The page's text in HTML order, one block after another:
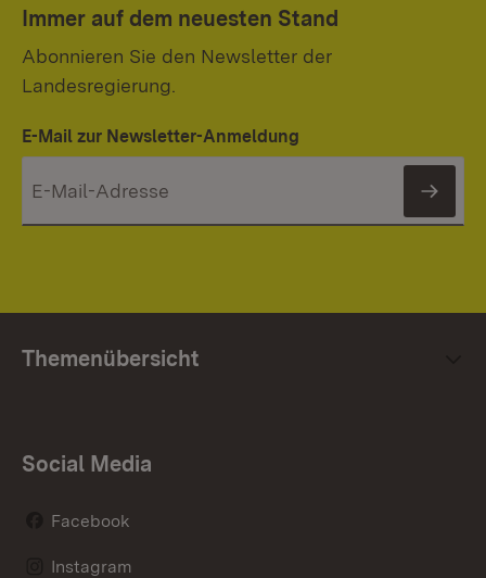
Immer auf dem neuesten Stand
Abonnieren Sie den Newsletter der
Landesregierung.
E-Mail zur Newsletter-Anmeldung
Themenübersicht
Social Media
Facebook
Instagram